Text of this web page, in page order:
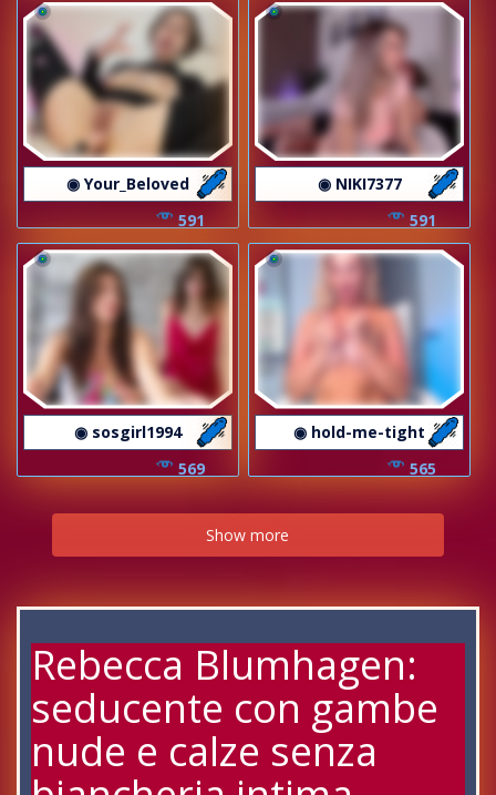
◉ Your_Beloved
591
◉ NIKI7377
591
◉ sosgirl1994
569
◉ hold-me-tight
565
Show more
Rebecca Blumhagen:
seducente con gambe
nude e calze senza